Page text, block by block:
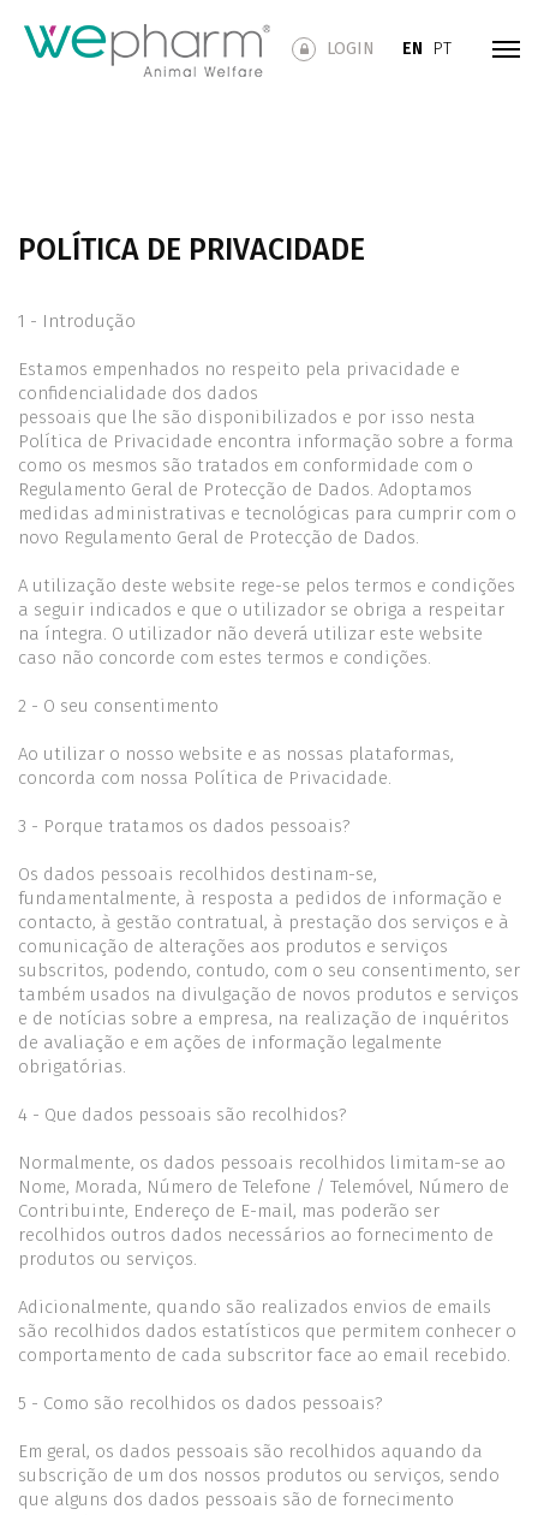
LOGIN EN PT
POLÍTICA DE PRIVACIDADE
1 - Introdução
Estamos empenhados no respeito pela privacidade e
confidencialidade dos dados
pessoais que lhe são disponibilizados e por isso nesta
Política de Privacidade encontra informação sobre a forma
como os mesmos são tratados em conformidade com o
Regulamento Geral de Protecção de Dados. Adoptamos
medidas administrativas e tecnológicas para cumprir com o
novo Regulamento Geral de Protecção de Dados.
A utilização deste website rege-se pelos termos e condições
a seguir indicados e que o utilizador se obriga a respeitar
na íntegra. O utilizador não deverá utilizar este website
caso não concorde com estes termos e condições.
2 - O seu consentimento
Ao utilizar o nosso website e as nossas plataformas,
concorda com nossa Política de Privacidade.
3 - Porque tratamos os dados pessoais?
Os dados pessoais recolhidos destinam-se,
fundamentalmente, à resposta a pedidos de informação e
contacto, à gestão contratual, à prestação dos serviços e à
comunicação de alterações aos produtos e serviços
subscritos, podendo, contudo, com o seu consentimento, ser
também usados na divulgação de novos produtos e serviços
e de notícias sobre a empresa, na realização de inquéritos
de avaliação e em ações de informação legalmente
obrigatórias.
4 - Que dados pessoais são recolhidos?
Normalmente, os dados pessoais recolhidos limitam-se ao
Nome, Morada, Número de Telefone / Telemóvel, Número de
Contribuinte, Endereço de E-mail, mas poderão ser
recolhidos outros dados necessários ao fornecimento de
produtos ou serviços.
Adicionalmente, quando são realizados envios de emails
são recolhidos dados estatísticos que permitem conhecer o
comportamento de cada subscritor face ao email recebido.
5 - Como são recolhidos os dados pessoais?
Em geral, os dados pessoais são recolhidos aquando da
subscrição de um dos nossos produtos ou serviços, sendo
que alguns dos dados pessoais são de fornecimento